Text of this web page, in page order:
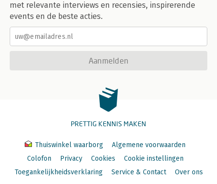
met relevante interviews en recensies, inspirerende
events en de beste acties.
Aanmelden
PRETTIG KENNIS MAKEN
Thuiswinkel waarborg
Algemene voorwaarden
Colofon
Privacy Cookies
Cookie instellingen
Toegankelijkheidsverklaring
Service & Contact Over ons